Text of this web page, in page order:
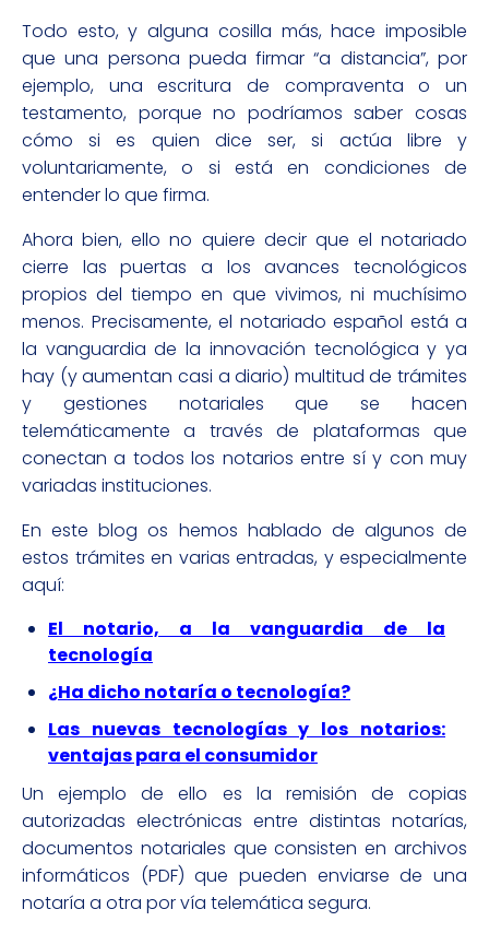
Todo esto, y alguna cosilla más, hace imposible
que una persona pueda firmar “a distancia”, por
ejemplo, una escritura de compraventa o un
testamento, porque no podríamos saber cosas
cómo si es quien dice ser, si actúa libre y
voluntariamente, o si está en condiciones de
entender lo que firma.
Ahora bien, ello no quiere decir que el notariado
cierre las puertas a los avances tecnológicos
propios del tiempo en que vivimos, ni muchísimo
menos. Precisamente, el notariado español está a
la vanguardia de la innovación tecnológica y ya
hay (y aumentan casi a diario) multitud de trámites
y gestiones notariales que se hacen
telemáticamente a través de plataformas que
conectan a todos los notarios entre sí y con muy
variadas instituciones.
En este blog os hemos hablado de algunos de
estos trámites en varias entradas, y especialmente
aquí:
El notario, a la vanguardia de la
tecnología
¿Ha dicho notaría o tecnología?
Las nuevas tecnologías y los notarios:
ventajas para el consumidor
Un ejemplo de ello es la remisión de copias
autorizadas electrónicas entre distintas notarías,
documentos notariales que consisten en archivos
informáticos (PDF) que pueden enviarse de una
notaría a otra por vía telemática segura.